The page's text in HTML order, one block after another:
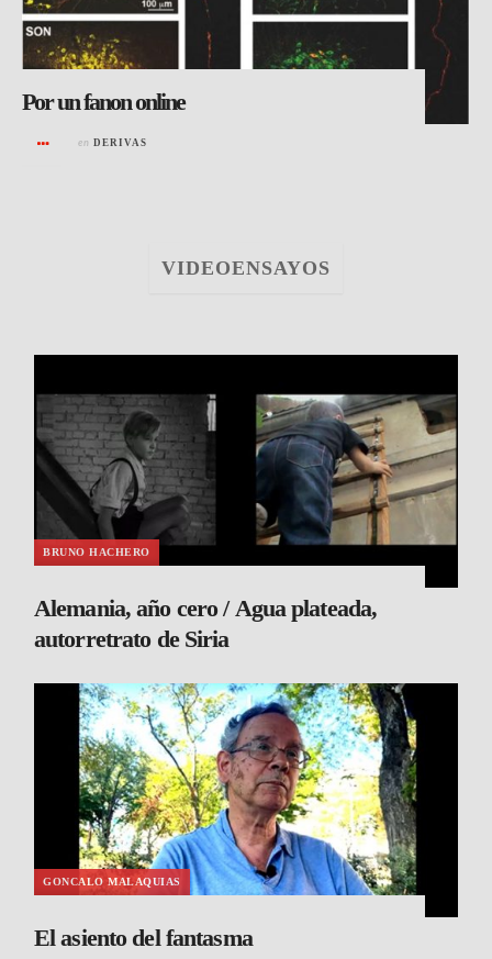
Por un fanon online
en DERIVAS
VIDEOENSAYOS
BRUNO HACHERO
Alemania, año cero / Agua plateada,
autorretrato de Siria
GONCALO MALAQUIAS
El asiento del fantasma